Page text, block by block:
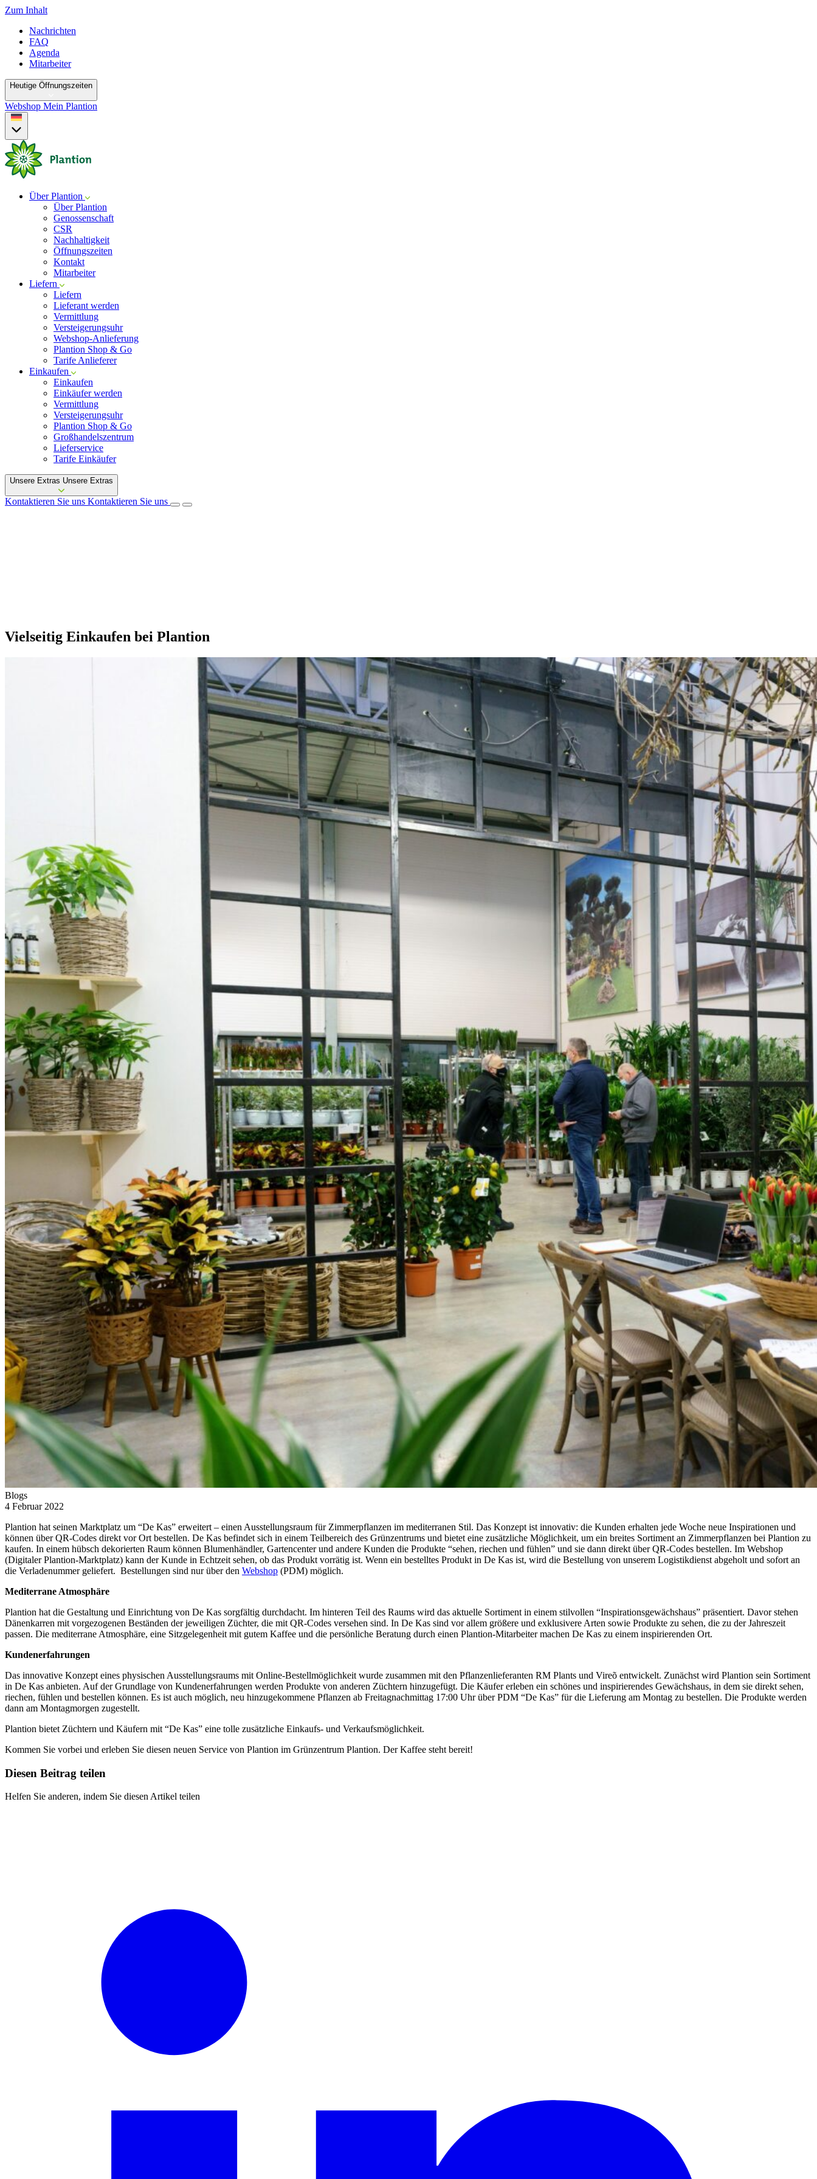
Zum Inhalt
Nachrichten
FAQ
Agenda
Mitarbeiter
Heutige Öffnungszeiten
Webshop Mein Plantion
Über Plantion
Über Plantion
Genossenschaft
CSR
Nachhaltigkeit
Öffnungszeiten
Kontakt
Mitarbeiter
Liefern
Liefern
Lieferant werden
Vermittlung
Versteigerungsuhr
Webshop-Anlieferung
Plantion Shop & Go
Tarife Anlieferer
Einkaufen
Einkaufen
Einkäufer werden
Vermittlung
Versteigerungsuhr
Plantion Shop & Go
Großhandelszentrum
Lieferservice
Tarife Einkäufer
Unsere Extras Unsere Extras
Kontaktieren Sie uns Kontaktieren Sie uns
Vielseitig Einkaufen bei Plantion
Blogs
4 Februar 2022
Plantion hat seinen Marktplatz um “De Kas” erweitert – einen Ausstellungsraum für Zimmerpflanzen im mediterranen Stil. Das Konzept ist innovativ: die Kunden erhalten jede Woche neue Inspirationen und
können über QR-Codes direkt vor Ort bestellen. De Kas befindet sich in einem Teilbereich des Grünzentrums und bietet eine zusätzliche Möglichkeit, um ein breites Sortiment an Zimmerpflanzen bei Plantion zu
kaufen. In einem hübsch dekorierten Raum können Blumenhändler, Gartencenter und andere Kunden die Produkte “sehen, riechen und fühlen” und sie dann direkt über QR-Codes bestellen. Im Webshop
(Digitaler Plantion-Marktplatz) kann der Kunde in Echtzeit sehen, ob das Produkt vorrätig ist. Wenn ein bestelltes Produkt in De Kas ist, wird die Bestellung von unserem Logistikdienst abgeholt und sofort an
die Verladenummer geliefert. Bestellungen sind nur über den Webshop (PDM) möglich.
Mediterrane Atmosphäre
Plantion hat die Gestaltung und Einrichtung von De Kas sorgfältig durchdacht. Im hinteren Teil des Raums wird das aktuelle Sortiment in einem stilvollen “Inspirationsgewächshaus” präsentiert. Davor stehen
Dänenkarren mit vorgezogenen Beständen der jeweiligen Züchter, die mit QR-Codes versehen sind. In De Kas sind vor allem größere und exklusivere Arten sowie Produkte zu sehen, die zu der Jahreszeit
passen. Die mediterrane Atmosphäre, eine Sitzgelegenheit mit gutem Kaffee und die persönliche Beratung durch einen Plantion-Mitarbeiter machen De Kas zu einem inspirierenden Ort.
Kundenerfahrungen
Das innovative Konzept eines physischen Ausstellungsraums mit Online-Bestellmöglichkeit wurde zusammen mit den Pflanzenlieferanten RM Plants und Vireõ entwickelt. Zunächst wird Plantion sein Sortiment
in De Kas anbieten. Auf der Grundlage von Kundenerfahrungen werden Produkte von anderen Züchtern hinzugefügt. Die Käufer erleben ein schönes und inspirierendes Gewächshaus, in dem sie direkt sehen,
riechen, fühlen und bestellen können. Es ist auch möglich, neu hinzugekommene Pflanzen ab Freitagnachmittag 17:00 Uhr über PDM “De Kas” für die Lieferung am Montag zu bestellen. Die Produkte werden
dann am Montagmorgen zugestellt.
Plantion bietet Züchtern und Käufern mit “De Kas” eine tolle zusätzliche Einkaufs- und Verkaufsmöglichkeit.
Kommen Sie vorbei und erleben Sie diesen neuen Service von Plantion im Grünzentrum Plantion. Der Kaffee steht bereit!
Diesen Beitrag teilen
Helfen Sie anderen, indem Sie diesen Artikel teilen